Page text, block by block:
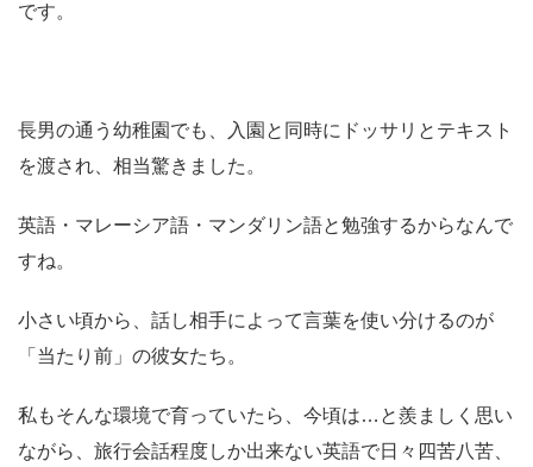
です。
長男の通う幼稚園でも、入園と同時にドッサリとテキスト
を渡され、相当驚きました。
英語・マレーシア語・マンダリン語と勉強するからなんで
すね。
小さい頃から、話し相手によって言葉を使い分けるのが
「当たり前」の彼女たち。
私もそんな環境で育っていたら、今頃は…と羨ましく思い
ながら、旅行会話程度しか出来ない英語で日々四苦八苦、